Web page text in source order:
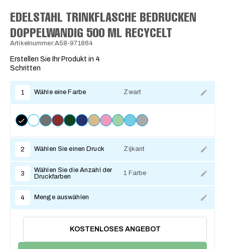
EDELSTAHL TRINKFLASCHE BEDRUCKEN
DOPPELWANDIG 500 ML RECYCELT
Artikelnummer:A58-971864
Erstellen Sie Ihr Produkt in 4
Schritten
1 Wähle eine Farbe Zwart
2 Wählen Sie einen Druck Zijkant
3
Wählen Sie die Anzahl der
Druckfarben
1 Farbe
4 Menge auswählen
KOSTENLOSES ANGEBOT